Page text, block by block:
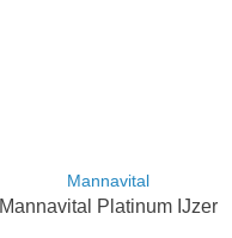
Mannavital
Mannavital Platinum IJzer